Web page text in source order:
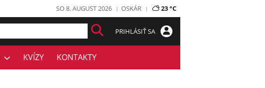
SO 8. AUGUST 2026 OSKÁR 23 °C
PRIHLÁSIŤ SA
KVÍZY KONTAKTY